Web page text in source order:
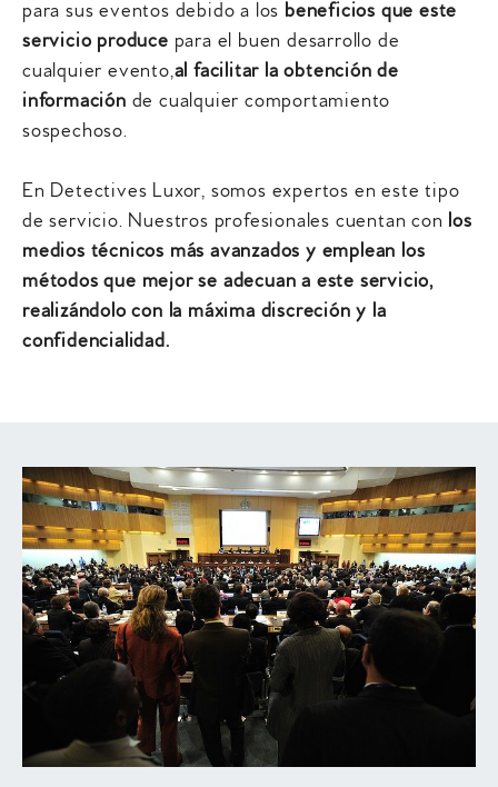
para sus eventos debido a los beneficios que este
servicio produce para el buen desarrollo de
cualquier evento,al facilitar la obtención de
información de cualquier comportamiento
sospechoso.
En Detectives Luxor, somos expertos en este tipo
de servicio. Nuestros profesionales cuentan con los
medios técnicos más avanzados y emplean los
métodos que mejor se adecuan a este servicio,
realizándolo con la máxima discreción y la
confidencialidad.